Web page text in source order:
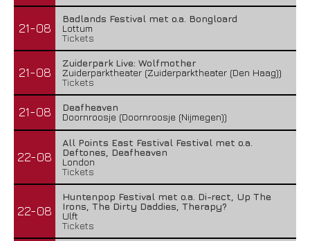
21-08
Badlands Festival met o.a. Bongloard
Lottum
Tickets
21-08
Zuiderpark Live: Wolfmother
Zuiderparktheater (Zuiderparktheater (Den Haag))
Tickets
21-08
Deafheaven
Doornroosje (Doornroosje (Nijmegen))
22-08
All Points East Festival Festival met o.a.
Deftones, Deafheaven
London
Tickets
22-08
Huntenpop Festival met o.a. Di-rect, Up The
Irons, The Dirty Daddies, Therapy?
Ulft
Tickets